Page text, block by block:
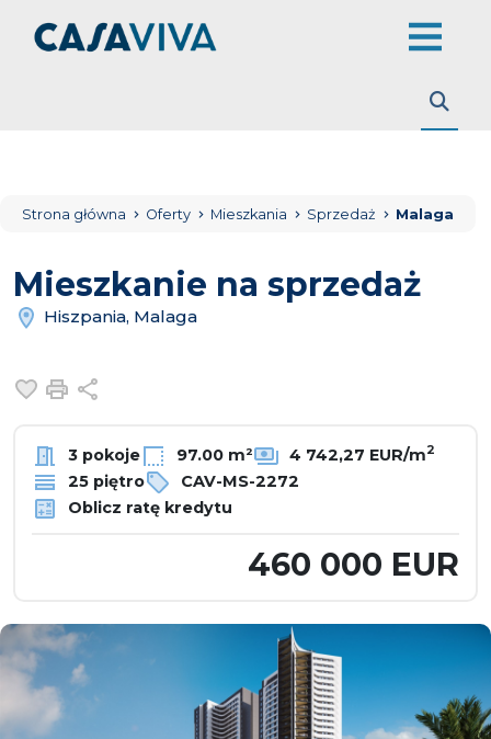
Strona główna Oferty Mieszkania Sprzedaż Malaga
Mieszkanie na sprzedaż
Hiszpania, Malaga
Dodaj do ulubionych
Drukuj
3 pokoje 97.00 m² 4 742,27 EUR/m2
25 piętro
CAV-MS-2272
Oblicz ratę kredytu
460 000 EUR